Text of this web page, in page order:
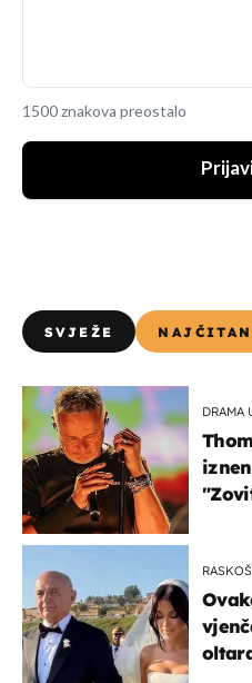
1500 znakova preostalo
SVJEŽE
DRAMA